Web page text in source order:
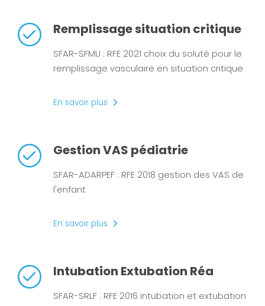
Remplissage situation critique
SFAR-SFMU : RFE 2021 choix du soluté pour le
remplissage vasculaire en situation critique
En savoir plus
Gestion VAS pédiatrie
SFAR-ADARPEF : RFE 2018 gestion des VAS de
l'enfant
En savoir plus
Intubation Extubation Réa
SFAR-SRLF : RFE 2016 intubation et extubation